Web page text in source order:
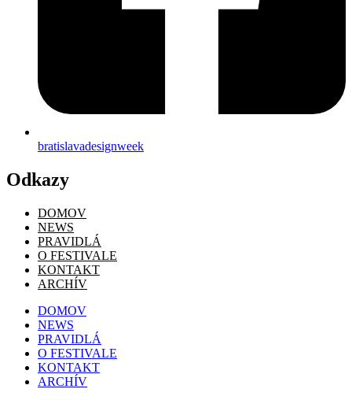
bratislavadesignweek
Odkazy
DOMOV
NEWS
PRAVIDLÁ
O FESTIVALE
KONTAKT
ARCHÍV
DOMOV
NEWS
PRAVIDLÁ
O FESTIVALE
KONTAKT
ARCHÍV